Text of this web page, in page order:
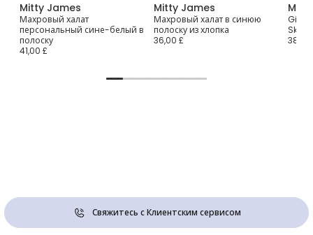
Mitty James
Махровый халат
персональный сине-белый в
полоску
41,00 £
Mitty James
Махровый халат в синюю
полоску из хлопка
36,00 £
Girls
Skirt
38,00
Свяжитесь с Клиентским сервисом